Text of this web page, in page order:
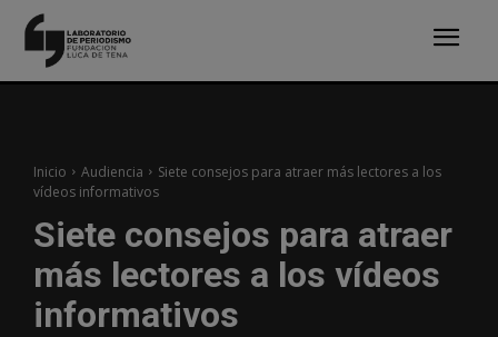
Inicio Audiencia
Siete consejos para atraer más lectores a los
vídeos informativos
Siete consejos para atraer
más lectores a los vídeos
informativos